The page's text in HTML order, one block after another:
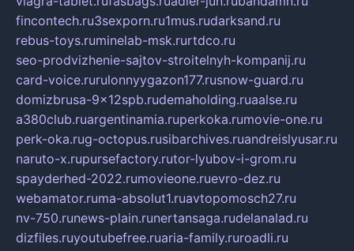
fincontech.ru3sexporn.ru1mus.rudarksand.ru
rebus-toys.ruminelab-msk.rurtdco.ru
seo-prodvizhenie-sajtov-stroitelnyh-kompanij.ru
card-voice.rurulonnyygazon177.rusnow-guard.ru
domizbrusa-9x12spb.rudemaholding.ruaalse.ru
a380club.ruargentinamia.ruperkoka.rumovie-one.ru
perk-oka.rug-octopus.rusibarchives.ruandreislyusar.ru
naruto-x.rupursefactory.rutor-lyubov-i-grom.ru
spayderhed-2022.rumovieone.ruevro-dez.ru
webamator.ruma-absolut1.ruavtopomosch27.ru
nv-750.runews-plain.runertansaga.rudelanalad.ru
dizfiles.ruyoutubefree.ruaria-family.ruroadli.ru